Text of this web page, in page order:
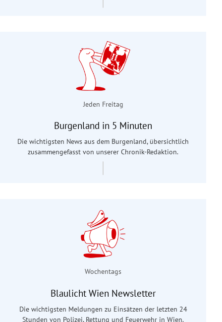
Jeden Freitag
Burgenland in 5 Minuten
Die wichtigsten News aus dem Burgenland, übersichtlich
zusammengefasst von unserer Chronik-Redaktion.
Wochentags
Blaulicht Wien Newsletter
Die wichtigsten Meldungen zu Einsätzen der letzten 24
Stunden von Polizei, Rettung und Feuerwehr in Wien.